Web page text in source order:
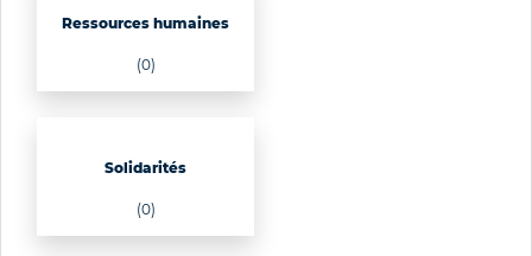
Ressources humaines
(0)
Solidarités
(0)